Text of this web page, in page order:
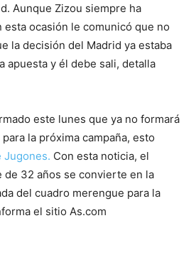
Aunque Zizou siempre ha
esta ocasión le comunicó que no
la decisión del Madrid ya estaba
apuesta y él debe sali, detalla
este lunes que ya no formará
la próxima campaña, esto
Jugones. Con esta noticia, el
32 años se convierte en la
del cuadro merengue para la
el sitio As.com